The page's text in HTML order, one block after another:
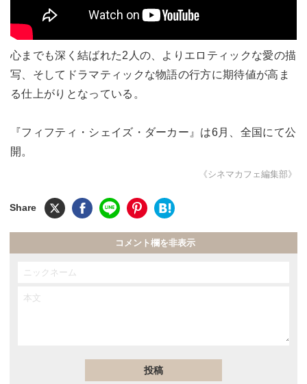
心までも深く結ばれた2人の、よりエロティックな愛の描
写、そしてドラマティックな物語の行方に期待値が高ま
る仕上がりとなっている。
『フィフティ・シェイズ・ダーカー』は6月、全国にて公
開。
《シネマカフェ編集部》
コメント欄を非表示